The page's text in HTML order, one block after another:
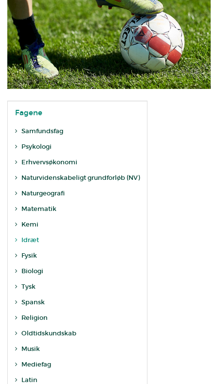
Fagene
Samfundsfag
Psykologi
Erhvervsøkonomi
Naturvidenskabeligt grundforløb (NV)
Naturgeografi
Matematik
Kemi
Idræt
Fysik
Biologi
Tysk
Spansk
Religion
Oldtidskundskab
Musik
Mediefag
Latin